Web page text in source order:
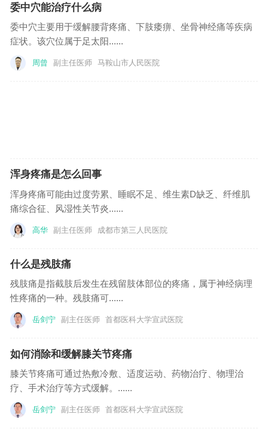
无痛内窥镜检查、无痛拔牙和手术后镇痛。
委中穴能治疗什么病
委中穴主要用于缓解腰背疼痛、下肢痿痹、坐骨神经痛等疾病
症状。该穴位属于足太阳......
周曾 副主任医师 马鞍山市人民医院
浑身疼痛是怎么回事
浑身疼痛可能由过度劳累、睡眠不足、维生素D缺乏、纤维肌
痛综合征、风湿性关节炎......
高华 副主任医师 成都市第三人民医院
什么是残肢痛
残肢痛是指截肢后发生在残留肢体部位的疼痛，属于神经病理
性疼痛的一种。残肢痛可......
岳剑宁 副主任医师 首都医科大学宣武医院
如何消除和缓解膝关节疼痛
膝关节疼痛可通过热敷冷敷、适度运动、药物治疗、物理治
疗、手术治疗等方式缓解。......
岳剑宁 副主任医师 首都医科大学宣武医院